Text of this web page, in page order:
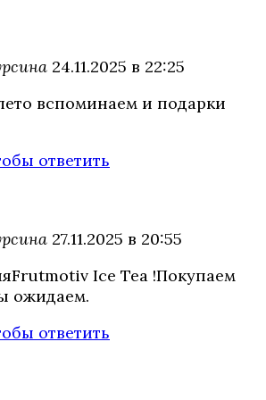
24.11.2025 в 22:25
вспоминаем и подарки
ответить
27.11.2025 в 20:55
Ice Tea !Покупаем
ожидаем.
ответить